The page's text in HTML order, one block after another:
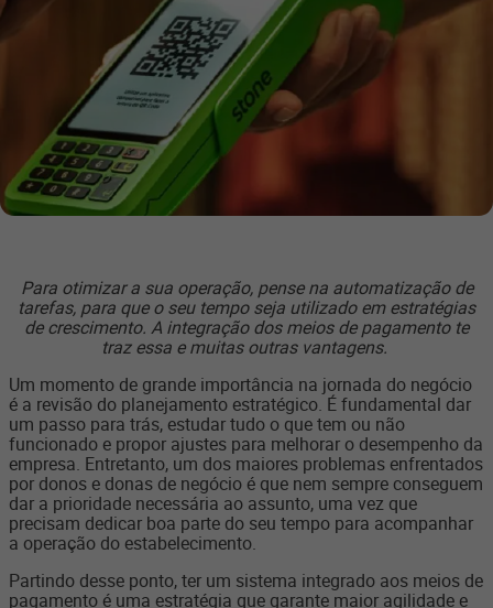
Para otimizar a sua operação, pense na automatização de
tarefas, para que o seu tempo seja utilizado em estratégias
de crescimento. A integração dos meios de pagamento te
traz essa e muitas outras vantagens.
Um momento de grande importância na jornada do negócio
é a revisão do planejamento estratégico. É fundamental dar
um passo para trás, estudar tudo o que tem ou não
funcionado e propor ajustes para melhorar o desempenho da
empresa. Entretanto, um dos maiores problemas enfrentados
por donos e donas de negócio é que nem sempre conseguem
dar a prioridade necessária ao assunto, uma vez que
precisam dedicar boa parte do seu tempo para acompanhar
a operação do estabelecimento.
Partindo desse ponto, ter um sistema integrado aos meios de
pagamento é uma estratégia que garante maior agilidade e